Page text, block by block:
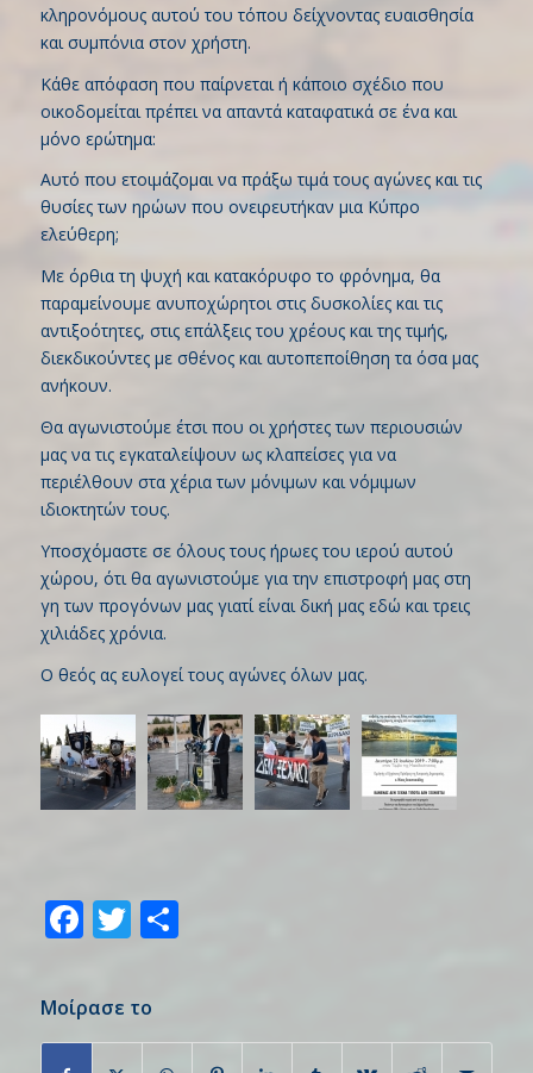
κληρονόμους αυτού του τόπου δείχνοντας ευαισθησία
και συμπόνια στον χρήστη.
Κάθε απόφαση που παίρνεται ή κάποιο σχέδιο που
οικοδομείται πρέπει να απαντά καταφατικά σε ένα και
μόνο ερώτημα:
Αυτό που ετοιμάζομαι να πράξω τιμά τους αγώνες και τις
θυσίες των ηρώων που ονειρευτήκαν μια Κύπρο
ελεύθερη;
Με όρθια τη ψυχή και κατακόρυφο το φρόνημα, θα
παραμείνουμε ανυποχώρητοι στις δυσκολίες και τις
αντιξοότητες, στις επάλξεις του χρέους και της τιμής,
διεκδικούντες με σθένος και αυτοπεποίθηση τα όσα μας
ανήκουν.
Θα αγωνιστούμε έτσι που οι χρήστες των περιουσιών
μας να τις εγκαταλείψουν ως κλαπείσες για να
περιέλθουν στα χέρια των μόνιμων και νόμιμων
ιδιοκτητών τους.
Υποσχόμαστε σε όλους τους ήρωες του ιερού αυτού
χώρου, ότι θα αγωνιστούμε για την επιστροφή μας στη
γη των προγόνων μας γιατί είναι δική μας εδώ και τρεις
χιλιάδες χρόνια.
Ο θεός ας ευλογεί τους αγώνες όλων μας.
Facebook
Twitter
Share
Μοίρασε το